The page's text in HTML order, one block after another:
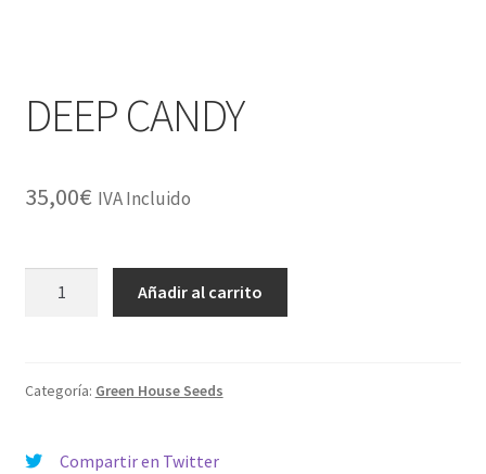
DEEP CANDY
35,00€ IVA Incluido
Añadir al carrito
Categoría: Green House Seeds
Compartir en Twitter